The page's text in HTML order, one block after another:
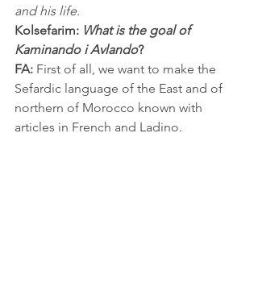
and his life.
Kolsefarim: What is the goal of
Kaminando i Avlando?
FA: First of all, we want to make the
Sefardic language of the East and of
northern of Morocco known with
articles in French and Ladino.